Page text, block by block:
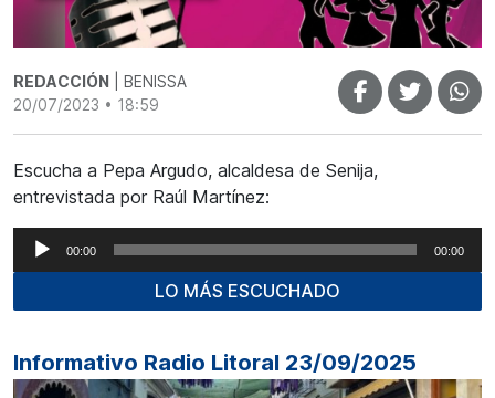
REDACCIÓN | BENISSA
20/07/2023 • 18:59
Escucha a Pepa Argudo, alcaldesa de Senija,
entrevistada por Raúl Martínez:
Reproductor
00:00 00:00
LO MÁS ESCUCHADO
Informativo Radio Litoral 23/09/2025